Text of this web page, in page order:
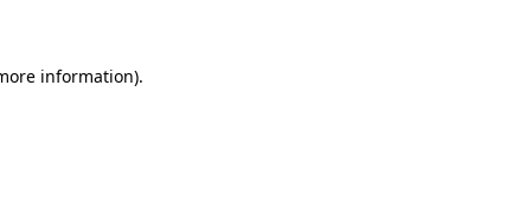
information).